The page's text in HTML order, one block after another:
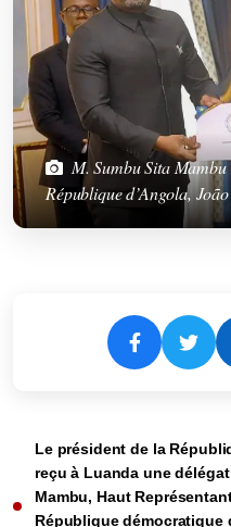
M. Sumbu Sita
République d’Angola,
Le président de la
reçu à Luanda une
Mambu, Haut
République démocratique